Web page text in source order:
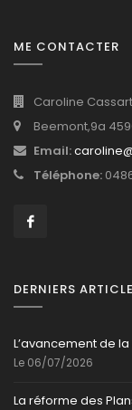
ME CONTACTER
Caroline Cassart
Beemont,9a
Email:
Téléphone:
DERNIERS
L’avancement de
Le 06/07/2026
La réforme des